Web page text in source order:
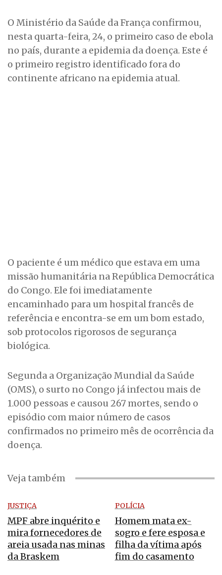
O Ministério da Saúde da França confirmou,
nesta quarta-feira, 24, o primeiro caso de ebola
no país, durante a epidemia da doença. Este é
o primeiro registro identificado fora do
continente africano na epidemia atual.
O paciente é um médico que estava em uma
missão humanitária na República Democrática
do Congo. Ele foi imediatamente
encaminhado para um hospital francês de
referência e encontra-se em um bom estado,
sob protocolos rigorosos de segurança
biológica.
Segunda a Organização Mundial da Saúde
(OMS), o surto no Congo já infectou mais de
1.000 pessoas e causou 267 mortes, sendo o
episódio com maior número de casos
confirmados no primeiro mês de ocorrência da
doença.
Veja também
JUSTIÇA
MPF abre inquérito e
mira fornecedores de
areia usada nas minas
da Braskem
POLÍCIA
Homem mata ex-
sogro e fere esposa e
filha da vítima após
fim do casamento